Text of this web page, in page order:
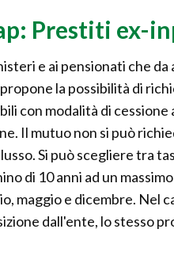
Prestiti ex-
e ai pensionati che da
la possibilità di
con modalità di
Il mutuo non si può
Si può scegliere tra
di 10 anni ad un
maggio e dicembre. Nel
dall'ente, lo stesso